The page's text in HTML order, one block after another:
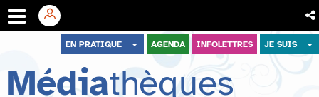
menu
contenu
recherche
EN PRATIQUE AGENDA INFOLETTRES JE SUIS
Médiathèques